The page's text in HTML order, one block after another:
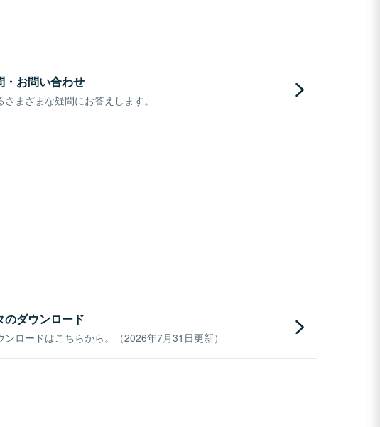
・お問い合わせ
まざまな疑問にお答えします。
のダウンロード
ロードはこちらから。（2026年7月31日更新）